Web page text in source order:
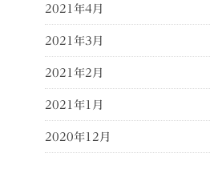
2021年4月
2021年3月
2021年2月
2021年1月
2020年12月